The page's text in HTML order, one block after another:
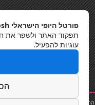
החלקות שיער
פורטל היופי הישראלי Barosh
תפקוד האתר ולשפר את
עוגיות להפעיל.